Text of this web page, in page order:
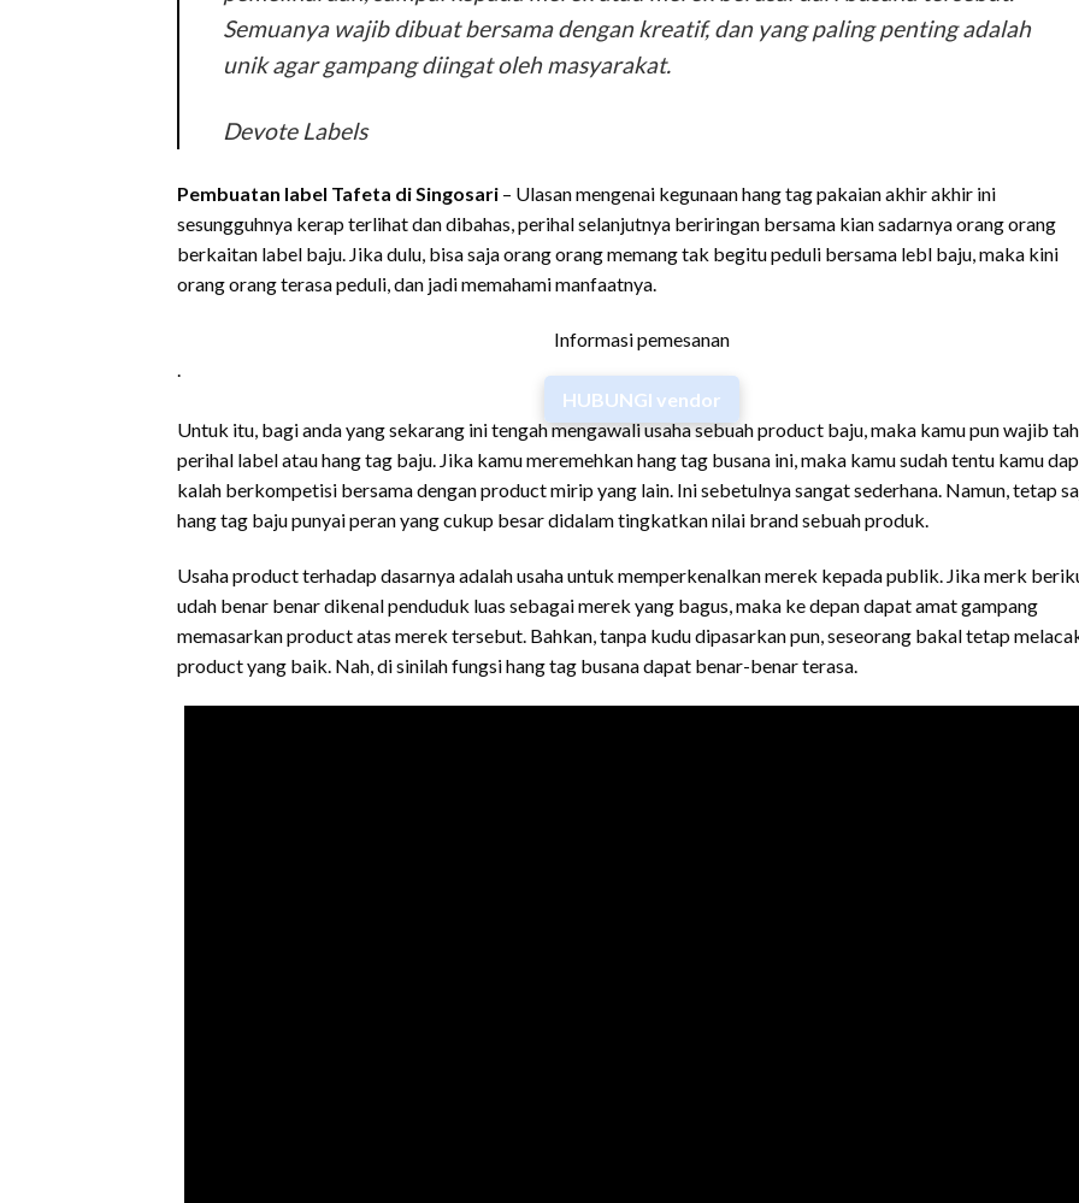
Semuanya wajib dibuat bersama dengan kreatif, dan yang paling penting adalah
unik agar gampang diingat oleh masyarakat.
Devote Labels
Pembuatan label Tafeta di Singosari – Ulasan mengenai kegunaan hang tag pakaian akhir akhir ini
sesungguhnya kerap terlihat dan dibahas, perihal selanjutnya beriringan bersama kian sadarnya orang orang
berkaitan label baju. Jika dulu, bisa saja orang orang memang tak begitu peduli bersama lebl baju, maka kini
orang orang terasa peduli, dan jadi memahami manfaatnya.
Informasi pemesanan
.
HUBUNGI vendor
Untuk itu, bagi anda yang sekarang ini tengah mengawali usaha sebuah product baju, maka kamu pun wajib
perihal label atau hang tag baju. Jika kamu meremehkan hang tag busana ini, maka kamu sudah tentu kamu
kalah berkompetisi bersama dengan product mirip yang lain. Ini sebetulnya sangat sederhana. Namun, tetap
hang tag baju punyai peran yang cukup besar didalam tingkatkan nilai brand sebuah produk.
Usaha product terhadap dasarnya adalah usaha untuk memperkenalkan merek kepada publik. Jika merk
udah benar benar dikenal penduduk luas sebagai merek yang bagus, maka ke depan dapat amat gampang
memasarkan product atas merek tersebut. Bahkan, tanpa kudu dipasarkan pun, seseorang bakal tetap
product yang baik. Nah, di sinilah fungsi hang tag busana dapat benar-benar terasa.